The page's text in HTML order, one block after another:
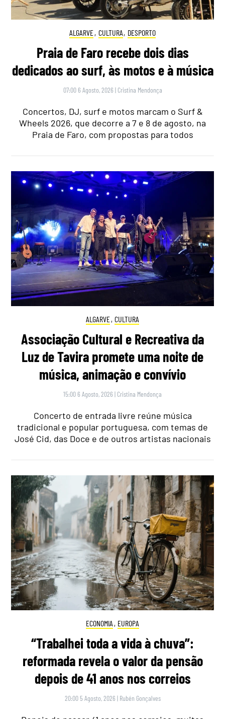
ALGARVE, CULTURA, DESPORTO
Praia de Faro recebe dois dias
dedicados ao surf, às motos e à música
07:00 6 Agosto, 2026 | Cristina Mendonça
Concertos, DJ, surf e motos marcam o Surf &
Wheels 2026, que decorre a 7 e 8 de agosto, na
Praia de Faro, com propostas para todos
ALGARVE, CULTURA
Associação Cultural e Recreativa da
Luz de Tavira promete uma noite de
música, animação e convívio
15:00 6 Agosto, 2026 | Cristina Mendonça
Concerto de entrada livre reúne música
tradicional e popular portuguesa, com temas de
José Cid, das Doce e de outros artistas nacionais
ECONOMIA , EUROPA
“Trabalhei toda a vida à chuva”:
reformada revela o valor da pensão
depois de 41 anos nos correios
20:00 5 Agosto, 2026 | Rubén Gonçalves